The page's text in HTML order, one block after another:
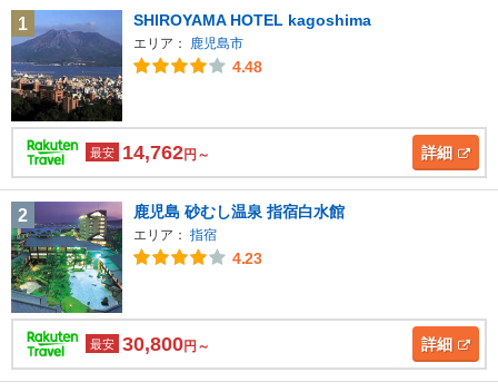
1
SHIROYAMA HOTEL kagoshima
エリア： 鹿児島市
4.48
最安 14,762円～ 詳細
2 鹿児島 砂むし温泉 指宿白水館
エリア： 指宿
4.23
最安 30,800円～ 詳細